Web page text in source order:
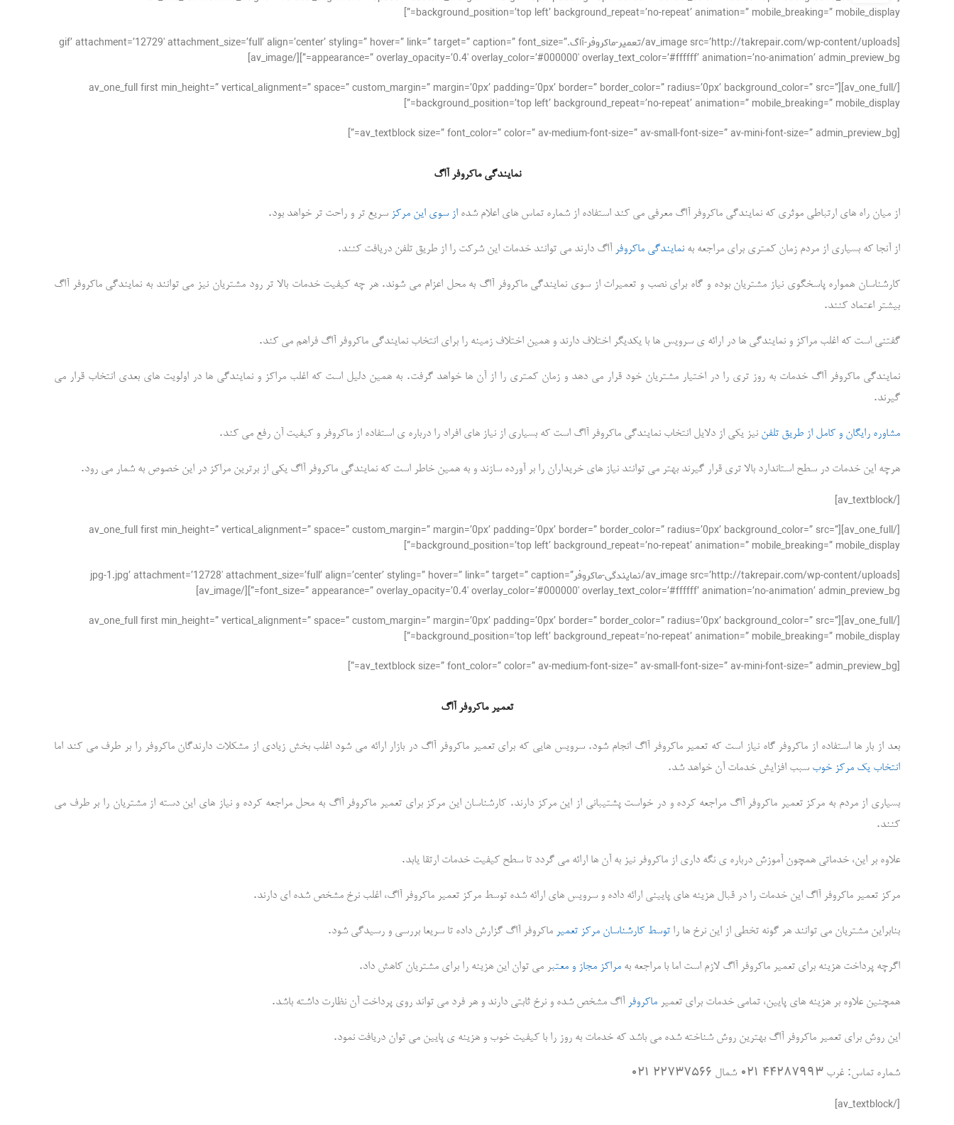
background_position=’top left’ background_repeat=’no-repeat’ animation=” mobile_breaking=” mobile_display=”]
[av_image src=’http://takrepair.com/wp-content/uploads/تعمیر-ماکروفر-آاگ.gif’ attachment=’12729′ attachment_size=’full’ align=’center’ styling=” hover=” link=” target=” caption=” font_size=”
appearance=” overlay_opacity=’0.4′ overlay_color=’#000000′ overlay_text_color=’#ffffff’ animation=’no-animation’ admin_preview_bg=”][/av_image]
[/av_one_full][av_one_full first min_height=” vertical_alignment=” space=” custom_margin=” margin=’0px’ padding=’0px’ border=” border_color=” radius=’0px’ background_color=” src=”
background_position=’top left’ background_repeat=’no-repeat’ animation=” mobile_breaking=” mobile_display=”]
[av_textblock size=” font_color=” color=” av-medium-font-size=” av-small-font-size=” av-mini-font-size=” admin_preview_bg=”]
نمایندگی ماکروفر آاگ
از میان راه های ارتباطی موثری که نمایندگی ماکروفر آاگ معرفی می کند استفاده از شماره تماس های اعلام شده از سوی این مرکز سریع تر و راحت تر خواهد بود.
از آنجا که بسیاری از مردم زمان کمتری برای مراجعه به نمایندگی ماکروفر آاگ دارند می توانند خدمات این شرکت را از طریق تلفن دریافت کنند.
کارشناسان همواره پاسخگوی نیاز مشتریان بوده و گاه برای نصب و تعمیرات از سوی نمایندگی ماکروفر آاگ به محل اعزام می شوند.هر چه کیفیت خدمات بالا تر رود مشتریان نیز می توانند به نمایندگی ماکروفر آاگ
بیشتر اعتماد کنند.
گفتنی است که اغلب مراکز و نمایندگی ها در ارائه ی سرویس ها با یکدیگر اختلاف دارند و همین اختلاف زمینه را برای انتخاب نمایندگی ماکروفر آاگ فراهم می کند.
نمایندگی ماکروفر آاگ خدمات به روز تری را در اختیار مشتریان خود قرار می دهد و زمان کمتری را از آن ها خواهد گرفت. به همین دلیل است که اغلب مراکز و نمایندگی ها در اولویت های بعدی انتخاب قرار می
گیرند.
مشاوره رایگان و کامل از طریق تلفن نیز یکی از دلایل انتخاب نمایندگی ماکروفر آاگ است که بسیاری از نیاز های افراد را درباره ی استفاده از ماکروفر و کیفیت آن رفع می کند.
هرچه این خدمات در سطح استاندارد بالا تری قرار گیرند بهتر می توانند نیاز های خریداران را بر آورده سازند و به همین خاطر است که نمایندگی ماکروفر آاگ یکی از برترین مراکز در این خصوص به شمار می رود.
[/av_textblock]
[/av_one_full][av_one_full first min_height=” vertical_alignment=” space=” custom_margin=” margin=’0px’ padding=’0px’ border=” border_color=” radius=’0px’ background_color=” src=”
background_position=’top left’ background_repeat=’no-repeat’ animation=” mobile_breaking=” mobile_display=”]
[av_image src=’http://takrepair.com/wp-content/uploads/نمایندگی-ماکروفرjpg-1.jpg’ attachment=’12728′ attachment_size=’full’ align=’center’ styling=” hover=” link=” target=” caption=”
font_size=” appearance=” overlay_opacity=’0.4′ overlay_color=’#000000′ overlay_text_color=’#ffffff’ animation=’no-animation’ admin_preview_bg=”][/av_image]
[/av_one_full][av_one_full first min_height=” vertical_alignment=” space=” custom_margin=” margin=’0px’ padding=’0px’ border=” border_color=” radius=’0px’ background_color=” src=”
background_position=’top left’ background_repeat=’no-repeat’ animation=” mobile_breaking=” mobile_display=”]
[av_textblock size=” font_color=” color=” av-medium-font-size=” av-small-font-size=” av-mini-font-size=” admin_preview_bg=”]
تعمیر ماکروفر آاگ
بعد از بار ها استفاده از ماکروفر گاه نیاز است که تعمیر ماکروفر آاگ انجام شود.سرویس هایی که برای تعمیر ماکروفر آاگ در بازار ارائه می شود اغلب بخش زیادی از مشکلات دارندگان ماکروفر را بر طرف می کند اما
انتخاب یک مرکز خوب سبب افزایش خدمات آن خواهد شد.
بسیاری از مردم به مرکز تعمیر ماکروفر آاگ مراجعه کرده و در خواست پشتیبانی از این مرکز دارند. کارشناسان این مرکز برای تعمیر ماکروفر آاگ به محل مراجعه کرده و نیاز های این دسته از مشتریان را بر طرف می
کنند.
علاوه بر این، خدماتی همچون آموزش درباره ی نگه داری از ماکروفر نیز به آن ها ارائه می گردد تا سطح کیفیت خدمات ارتقا یابد.
مرکز تعمیر ماکروفر آاگ این خدمات را در قبال هزینه های پایینی ارائه داده و سرویس های ارائه شده توسط مرکز تعمیر ماکروفر آاگ، اغلب نرخ مشخص شده ای دارند.
بنابراین مشتریان می توانند هر گونه تخطی از این نرخ ها را توسط کارشناسان مرکز تعمیر ماکروفر آاگ گزارش داده تا سریعا بررسی و رسیدگی شود.
اگرچه پرداخت هزینه برای تعمیر ماکروفر آاگ لازم است اما با مراجعه به مراکز مجاز و معتبر می توان این هزینه را برای مشتریان کاهش داد.
همچنین علاوه بر هزینه های پایین، تمامی خدمات برای تعمیر ماکروفر آاگ مشخص شده و نرخ ثابتی دارند و هر فرد می تواند روی پرداخت آن نظارت داشته باشد.
این روش برای تعمیر ماکروفر آاگ بهترین روش شناخته شده می باشد که خدمات به روز را با کیفیت خوب و هزینه ی پایین می توان دریافت نمود.
شماره تماس: غرب ۴۴۲۸۷۹۹۳ ۰۲۱ شمال ۲۲۷۳۷۵۶۶ ۰۲۱
[/av_textblock]